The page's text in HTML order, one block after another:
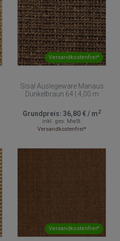
Versandkostenfrei*
Sisal Auslegeware Manaus
Dunkelbraun 64 | 4,00 m
Grundpreis: 36,80 €/ m2
inkl. ges. MwSt.
Versandkostenfrei*
Versandkostenfrei*